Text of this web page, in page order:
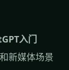
入门
新媒体场景